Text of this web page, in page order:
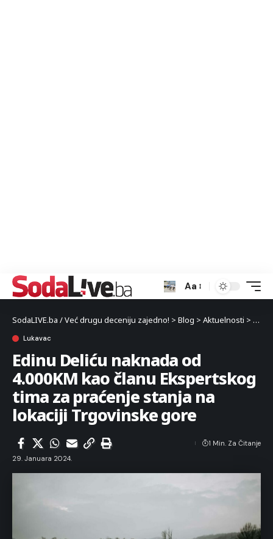
Aa
SodaLIVE.ba / Već drugu deceniju zajedno! > Blog > Aktuelnosti >
Lukavac
Edinu Deliću naknada od
4.000KM kao članu Ekspertskog
tima za praćenje stanja na
lokaciji Trgovinske gore
29. Januara 2024.
1 Min. Za Čitanje